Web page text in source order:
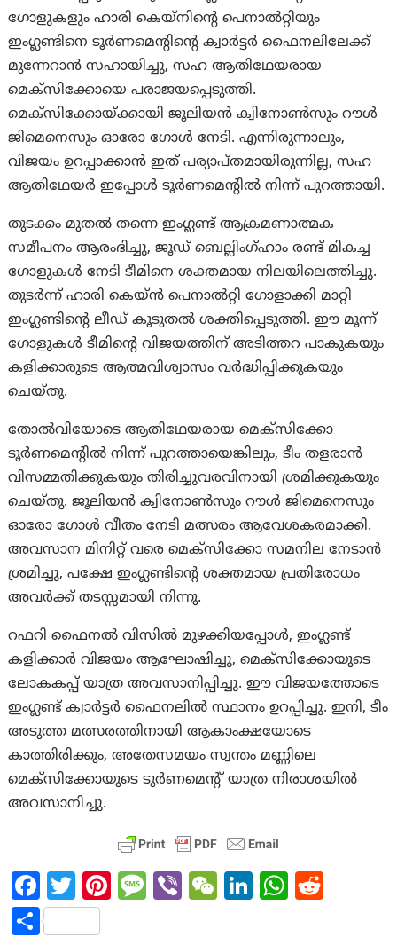
ഗോളുകളും ഹാരി കെയ്‌നിന്റെ പെനാൽറ്റിയും
ഇംഗ്ലണ്ടിനെ ടൂർണമെന്റിന്റെ ക്വാർട്ടർ ഫൈനലിലേക്ക്
മുന്നേറാൻ സഹായിച്ചു, സഹ ആതിഥേയരായ
മെക്സിക്കോയെ പരാജയപ്പെടുത്തി.
മെക്സിക്കോയ്ക്കായി ജൂലിയൻ ക്വിനോൺസും റൗൾ
ജിമെനെസും ഓരോ ഗോൾ നേടി. എന്നിരുന്നാലും,
വിജയം ഉറപ്പാക്കാൻ ഇത് പര്യാപ്തമായിരുന്നില്ല, സഹ
ആതിഥേയർ ഇപ്പോൾ ടൂർണമെന്റിൽ നിന്ന് പുറത്തായി.
തുടക്കം മുതൽ തന്നെ ഇംഗ്ലണ്ട് ആക്രമണാത്മക
സമീപനം ആരംഭിച്ചു, ജൂഡ് ബെല്ലിംഗ്ഹാം രണ്ട് മികച്ച
ഗോളുകൾ നേടി ടീമിനെ ശക്തമായ നിലയിലെത്തിച്ചു.
തുടർന്ന് ഹാരി കെയ്ൻ പെനാൽറ്റി ഗോളാക്കി മാറ്റി
ഇംഗ്ലണ്ടിന്റെ ലീഡ് കൂടുതൽ ശക്തിപ്പെടുത്തി. ഈ മൂന്ന്
ഗോളുകൾ ടീമിന്റെ വിജയത്തിന് അടിത്തറ പാകുകയും
കളിക്കാരുടെ ആത്മവിശ്വാസം വർദ്ധിപ്പിക്കുകയും
ചെയ്തു.
തോൽവിയോടെ ആതിഥേയരായ മെക്സിക്കോ
ടൂർണമെന്റിൽ നിന്ന് പുറത്തായെങ്കിലും, ടീം തളരാൻ
വിസമ്മതിക്കുകയും തിരിച്ചുവരവിനായി ശ്രമിക്കുകയും
ചെയ്തു. ജൂലിയൻ ക്വിനോൺസും റൗൾ ജിമെനെസും
ഓരോ ഗോൾ വീതം നേടി മത്സരം ആവേശകരമാക്കി.
അവസാന മിനിറ്റ് വരെ മെക്സിക്കോ സമനില നേടാൻ
ശ്രമിച്ചു, പക്ഷേ ഇംഗ്ലണ്ടിന്റെ ശക്തമായ പ്രതിരോധം
അവർക്ക് തടസ്സമായി നിന്നു.
റഫറി ഫൈനൽ വിസിൽ മുഴക്കിയപ്പോൾ, ഇംഗ്ലണ്ട്
കളിക്കാർ വിജയം ആഘോഷിച്ചു, മെക്സിക്കോയുടെ
ലോകകപ്പ് യാത്ര അവസാനിപ്പിച്ചു. ഈ വിജയത്തോടെ
ഇംഗ്ലണ്ട് ക്വാർട്ടർ ഫൈനലിൽ സ്ഥാനം ഉറപ്പിച്ചു. ഇനി, ടീം
അടുത്ത മത്സരത്തിനായി ആകാംക്ഷയോടെ
കാത്തിരിക്കും, അതേസമയം സ്വന്തം മണ്ണിലെ
മെക്സിക്കോയുടെ ടൂർണമെന്റ് യാത്ര നിരാശയിൽ
അവസാനിച്ചു.
Fa
ce
T
w
Pi M Vi W Li W
S